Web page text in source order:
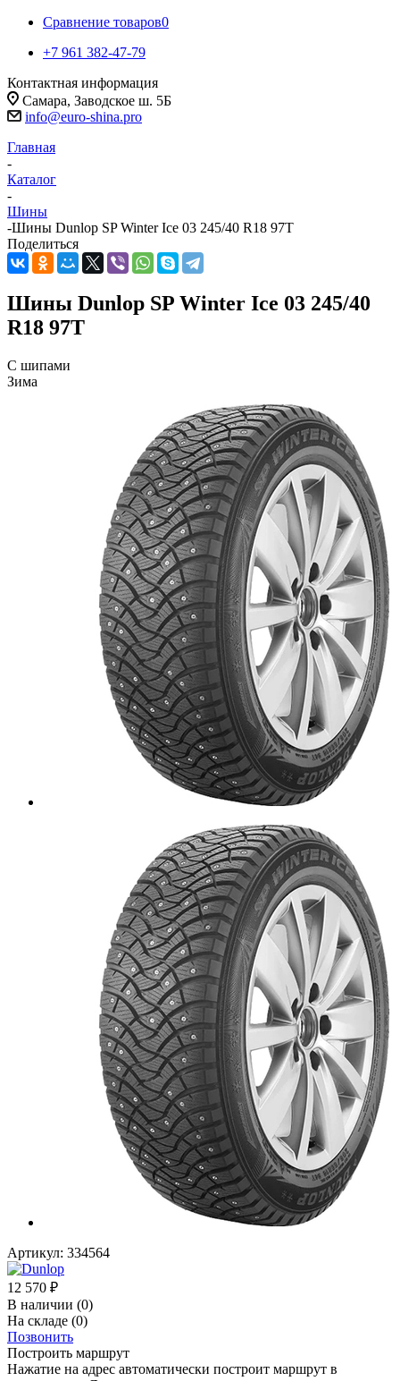
Сравнение товаров0
+7 961 382-47-79
Контактная информация
Самара, Заводское ш. 5Б
info@euro-shina.pro
Главная
-
Каталог
-
Шины
-Шины Dunlop SP Winter Ice 03 245/40 R18 97T
Поделиться
Шины Dunlop SP Winter Ice 03 245/40
R18 97T
С шипами
Зима
Артикул: 334564
12 570 ₽
В наличии (0)
На складе (0)
Позвонить
Построить маршрут
Нажатие на адрес автоматически построит маршрут в